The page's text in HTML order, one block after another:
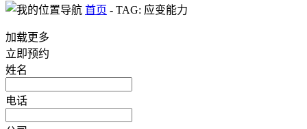
首页 - TAG: 应变能力
加载更多
立即预约
姓名
电话